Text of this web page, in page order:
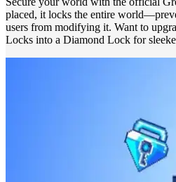
placed, it locks the entire
users from modifying it. Want to
Locks into a Diamond Lock for